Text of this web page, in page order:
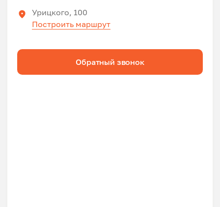
Урицкого, 100
Построить маршрут
Обратный звонок